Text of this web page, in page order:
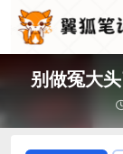
别做冤大